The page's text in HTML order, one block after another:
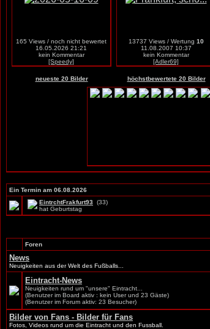
165 Views / noch nicht bewertet
16.05.2026 21:21
kein Kommentar
[Speedy]
13737 Views / Wertung 10
11.08.2007 10:37
kein Kommentar
[Adler69]
neueste 20 Bilder höchstbewertete 20 Bilder
Ein Termin am 06.08.2026
EintrchtFrakfurt93 (33)
hat Geburtstag
Foren
News
Neuigkeiten aus der Welt des Fußballs...
Eintracht-News
Neuigkeiten rund um "unsere" Eintracht...
(Benutzer im Board aktiv : kein User und 23 Gäste)
(Benutzer im Forum aktiv: 23 Besucher)
Bilder von Fans - Bilder für Fans
Fotos, Videos rund um die Eintracht und den Fussball.